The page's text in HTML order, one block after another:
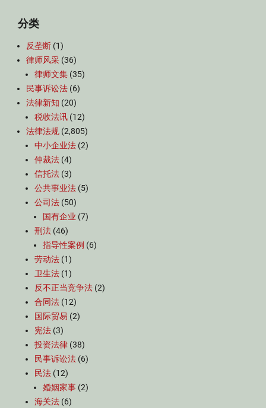
分类
反垄断 (1)
律师风采 (36)
律师文集 (35)
民事诉讼法 (6)
法律新知 (20)
税收法讯 (12)
法律法规 (2,805)
中小企业法 (2)
仲裁法 (4)
信托法 (3)
公共事业法 (5)
公司法 (50)
国有企业 (7)
刑法 (46)
指导性案例 (6)
劳动法 (1)
卫生法 (1)
反不正当竞争法 (2)
合同法 (12)
国际贸易 (2)
宪法 (3)
投资法律 (38)
民事诉讼法 (6)
民法 (12)
婚姻家事 (2)
海关法 (6)